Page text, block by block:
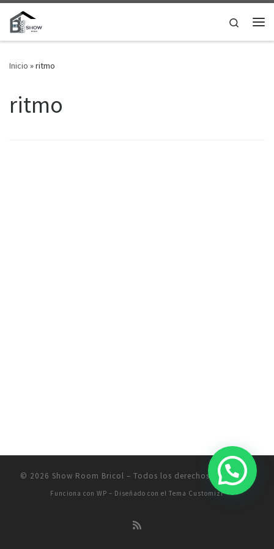
Saltar al contenido
Search
Inicio »ritmo
ritmo
© 2026 Show Room Bricol – Todos los derechos reservados
Funciona con WP – Diseñado con el Tema Customizr